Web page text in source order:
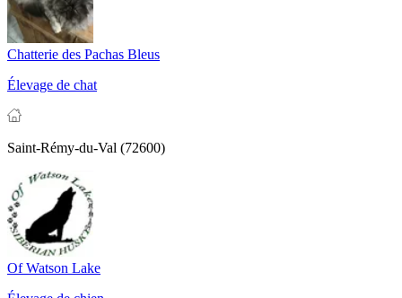
Chatterie des Pachas Bleus
Élevage de chat
Saint-Rémy-du-Val (72600)
Of Watson Lake